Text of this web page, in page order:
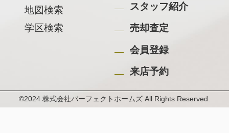
地図検索
学区検索
スタッフ紹介
売却査定
会員登録
来店予約
©2024 株式会社パーフェクトホームズ All Rights Reserved.